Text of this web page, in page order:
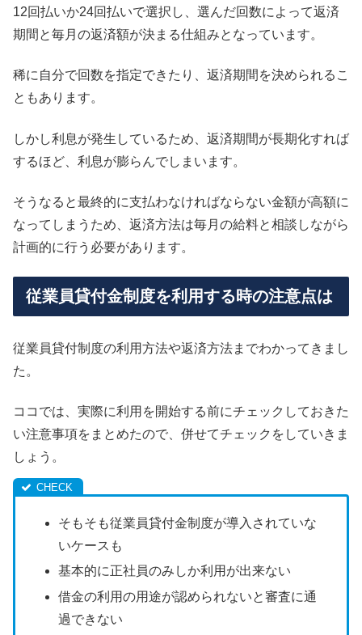
12回払いか24回払いで選択し、選んだ回数によって返済
期間と毎月の返済額が決まる仕組みとなっています。
稀に自分で回数を指定できたり、返済期間を決められるこ
ともあります。
しかし利息が発生しているため、返済期間が長期化すれば
するほど、利息が膨らんでしまいます。
そうなると最終的に支払わなければならない金額が高額に
なってしまうため、返済方法は毎月の給料と相談しながら
計画的に行う必要があります。
従業員貸付金制度を利用する時の注意点は
従業員貸付制度の利用方法や返済方法までわかってきまし
た。
ココでは、実際に利用を開始する前にチェックしておきた
い注意事項をまとめたので、併せてチェックをしていきま
しょう。
そもそも従業員貸付金制度が導入されていな
いケースも
基本的に正社員のみしか利用が出来ない
借金の利用の用途が認められないと審査に通
過できない